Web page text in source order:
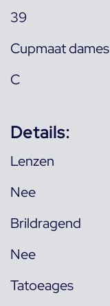
39
Cupmaat dames
C
Details:
Lenzen
Nee
Brildragend
Nee
Tatoeages